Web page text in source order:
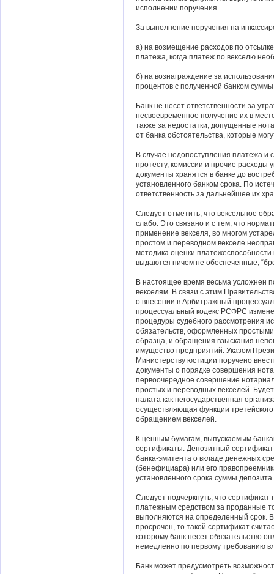
исполнении поручения.
За выполнение поручения на
а) на возмещение расходов по
платежа, когда платеж по векселю
б) на вознаграждение за
процентов с полученной банком
Банк не несет ответственности за
несвоевременное получение их в
также за недостатки, допущенные
от банка обстоятельства, которые
В случае недопоступления платежа и
протесту, комиссии и прочие
документы хранятся в банке до
установленного банком срока. По
ответственность за дальнейшее их
Следует отметить, что вексельное
слабо. Это связано и с тем, что
применение векселя, во многом
простом и переводном векселе
методика оценки платежеспособности
выдаются ничем не обеспеченные,
В настоящее время весьма усложнен
векселям. В связи с этим
о внесении в Арбитражный
процессуальный кодекс РСФРС
процедуры судебного рассмотрения
обязательств, оформленных
образца, и обращения взыскания
имущество предприятий. Указом
Министерству юстиции поручено
документы о порядке совершения
первоочередное совершение
простых и переводных векселей.
палата как негосударственная
осуществляющая функции
обращением векселей.
К ценным бумагам, выпускаемым
сертификаты. Депозитный
банка-эмитента о вкладе денежных
(бенефициара) или его
установленного срока суммы
Следует подчеркнуть, что
платежным средством за проданные
выполняются на определенный срок.
просрочен, то такой сертификат
которому банк несет обязательство
немедленно по первому требованию
Банк может предусмотреть